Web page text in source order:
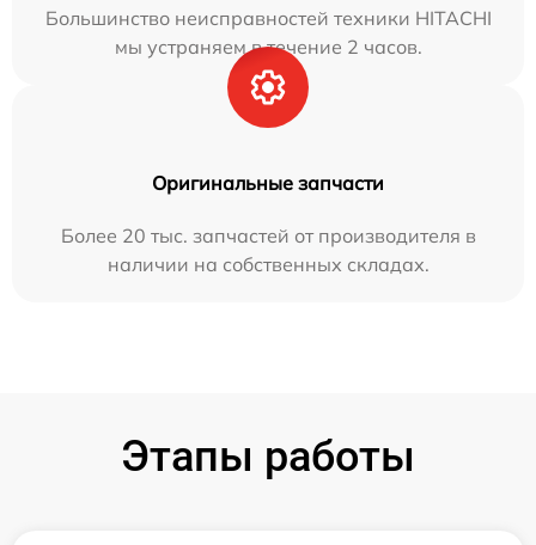
Большинство неисправностей техники HITACHI
мы устраняем в течение 2 часов.
Оригинальные запчасти
Более 20 тыс. запчастей от производителя в
наличии на собственных складах.
Этапы работы